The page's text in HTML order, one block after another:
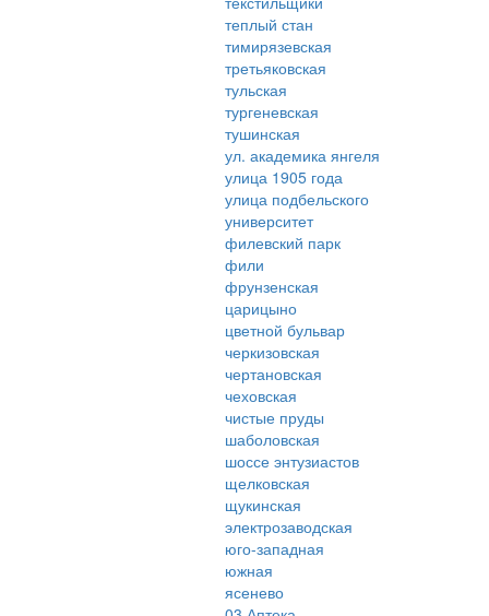
теплый стан
тимирязевская
третьяковская
тульская
тургеневская
тушинская
ул. академика янгеля
улица 1905 года
улица подбельского
университет
филевский парк
фили
фрунзенская
царицыно
цветной бульвар
черкизовская
чертановская
чеховская
чистые пруды
шаболовская
шоссе энтузиастов
щелковская
щукинская
электрозаводская
юго-западная
южная
ясенево